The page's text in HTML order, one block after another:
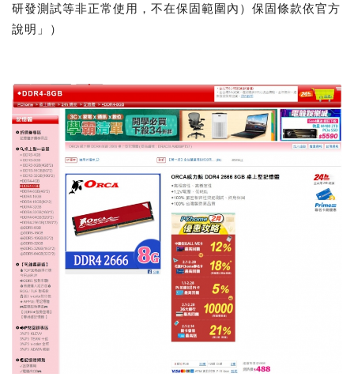
研發測試等非正常使用，不在保固範圍內）保固條款依官方
說明」）